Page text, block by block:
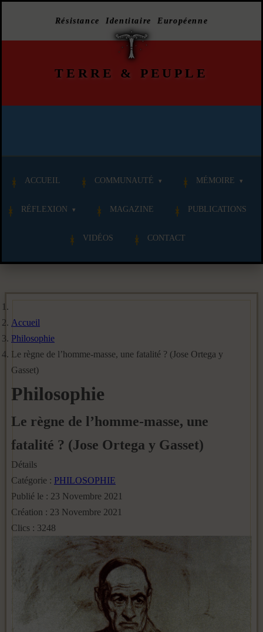
Résistance Identitaire Européenne
TERRE & PEUPLE
ACCUEIL COMMUNAUTÉ MÉMOIRE
RÉFLEXION MAGAZINE PUBLICATIONS
VIDÉOS CONTACT
Accueil
Philosophie
Le règne de l’homme-masse, une fatalité ? (Jose Ortega y
Gasset)
Philosophie
Le règne de l’homme-masse, une
fatalité ? (Jose Ortega y Gasset)
Détails
Catégorie : PHILOSOPHIE
Publié le : 23 Novembre 2021
Création : 23 Novembre 2021
Clics : 3248